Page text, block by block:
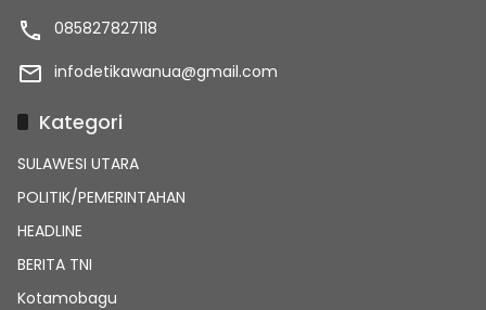
085827827118
infodetikawanua@gmail.com
Kategori
SULAWESI UTARA
POLITIK/PEMERINTAHAN
HEADLINE
BERITA TNI
Kotamobagu